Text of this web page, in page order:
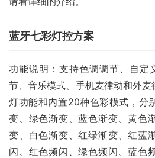
蓝牙七彩灯控方案
功能说明：支持色调调节、自定
节、音乐模式、手机麦律动和外
灯功能和内置20种色彩模式，分
变、绿色渐变、蓝色渐变、黄色
变、白色渐变、红绿渐变、红蓝
闪、红色频闪、绿色频闪、蓝色